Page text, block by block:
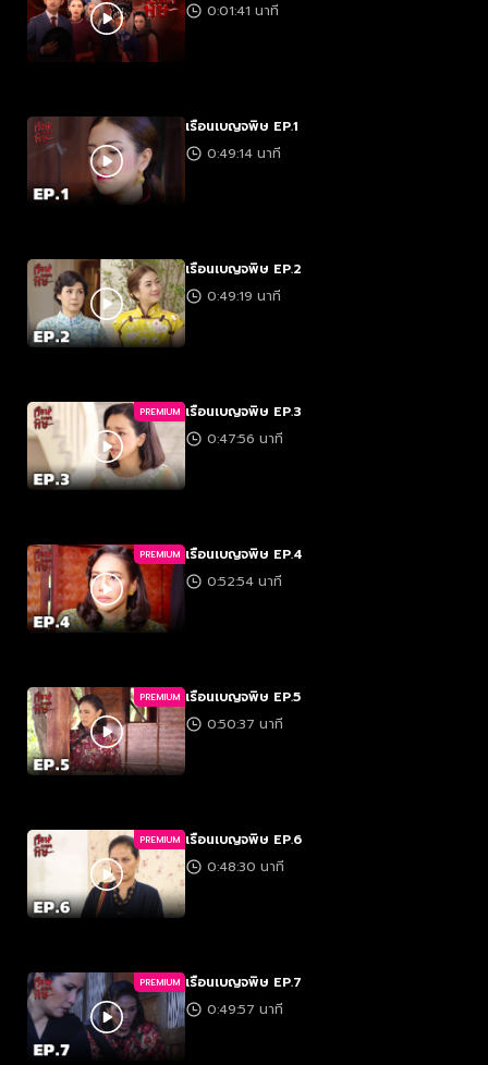
0:01:41 นาที
เรือนเบญจพิษ EP.1
0:49:14 นาที
เรือนเบญจพิษ EP.2
0:49:19 นาที
PREMIUM เรือนเบญจพิษ EP.3
0:47:56 นาที
PREMIUM เรือนเบญจพิษ EP.4
0:52:54 นาที
PREMIUM เรือนเบญจพิษ EP.5
0:50:37 นาที
PREMIUM เรือนเบญจพิษ EP.6
0:48:30 นาที
PREMIUM เรือนเบญจพิษ EP.7
0:49:57 นาที